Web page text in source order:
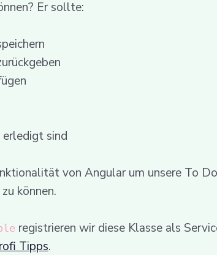
Er sollte:
sind
von Angular um unsere To
können.
registrieren wir diese Klasse als
Tipps.